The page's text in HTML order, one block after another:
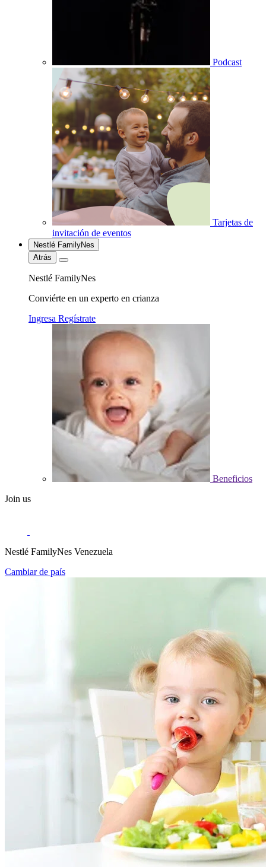
Podcast
Tarjetas de
invitación de eventos
Nestlé FamilyNes
Atrás
Nestlé FamilyNes
Conviérte en un experto en crianza
Ingresa Regístrate
Beneficios
Join us
Nestlé FamilyNes Venezuela
Cambiar de país